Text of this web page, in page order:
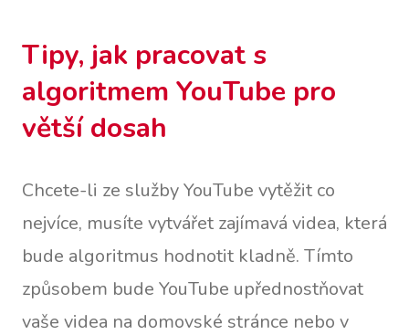
Tipy, jak pracovat s
algoritmem YouTube pro
větší dosah
Chcete-li ze služby YouTube vytěžit co
nejvíce, musíte vytvářet zajímavá videa, která
bude algoritmus hodnotit kladně. Tímto
způsobem bude YouTube upřednostňovat
vaše videa na domovské stránce nebo v